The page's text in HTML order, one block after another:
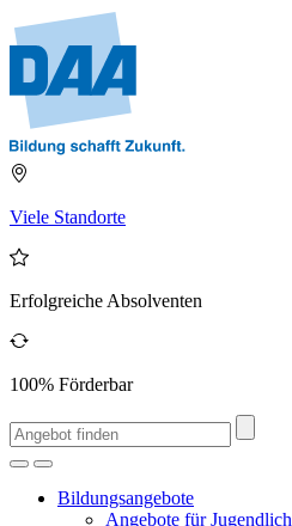
Viele Standorte
Erfolgreiche Absolventen
100% Förderbar
Bildungsangebote
Angebote für